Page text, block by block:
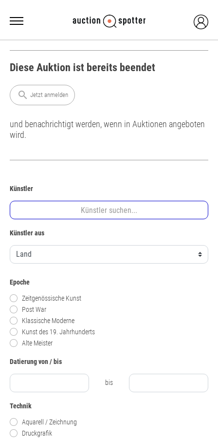
Diese Auktion ist bereits beendet
search Jetzt anmelden
und benachrichtigt werden, wenn in Auktionen angeboten
wird.
Künstler
Künstler aus
Epoche
Zeitgenössische Kunst
Post War
Klassische Moderne
Kunst des 19. Jahrhunderts
Alte Meister
Datierung von / bis
bis
Technik
Aquarell / Zeichnung
Druckgrafik